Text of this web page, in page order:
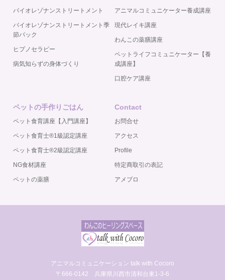
バイオレゾナンストリートメント
バイオレゾナンストリートメント季
節パック
ヒプノセラピー
病気知らずの身体づくり
アニマルコミュニケーター養成講座
現代レイキ講座
わんこの薬膳講座
ペットライフコミュニケーター【養
成講座】
口腔ケア講座
ペットの手作りごはん
ペット食育講座【入門講座】
ペット食育士®️1級認定講座
ペット食育士®️2級認定講座
NG食材講座
ペットの薬膳
Contact
お問合せ
アクセス
Profile
特定商取引の表記
アメブロ
アニマルコミュニケーション talk with Cocoro
〒666-0142 兵庫県川西市清和台東1-3-6